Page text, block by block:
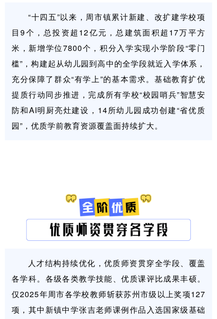
“十四五”以来，周市镇累计新建、改扩建学校项
目9个，总投资超12亿元，总建筑面积超17万平方
米，新增学位7800个，积分入学实现小学阶段“零门
槛”，构建起从幼儿园到高中的全学段就近入学体系，
充分保障了群众“有学上”的基本需求。基础教育扩优
提质行动同步推进，完成所有学校“校园哨兵”智慧安
防和AI明厨亮灶建设，14所幼儿园成功创建“省优质
园”，优质学前教育资源覆盖面持续扩大。
人才结构持续优化，优质师资贯穿全学段、覆盖
各学科。各级各类教学技能、优质课评比成果丰硕。
仅2025年周市各学校教师斩获苏州市级以上奖项127
项，其中新镇中学张吉老师课例作品入选国家级基础